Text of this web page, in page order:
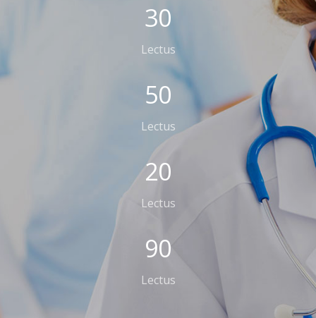
30
Lectus
50
Lectus
20
Lectus
90
Lectus